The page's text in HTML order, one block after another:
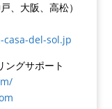
、大阪、高松）
casa-del-sol.jp
グサポート